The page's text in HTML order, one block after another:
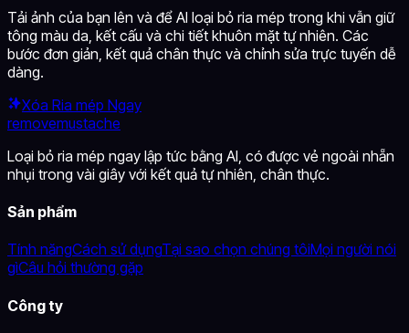
Tải ảnh của bạn lên và để AI loại bỏ ria mép trong khi vẫn giữ
tông màu da, kết cấu và chi tiết khuôn mặt tự nhiên. Các
bước đơn giản, kết quả chân thực và chỉnh sửa trực tuyến dễ
dàng.
Xóa Ria mép Ngay
removemustache
Loại bỏ ria mép ngay lập tức bằng AI, có được vẻ ngoài nhẵn
nhụi trong vài giây với kết quả tự nhiên, chân thực.
Sản phẩm
Tính năngCách sử dụngTại sao chọn chúng tôiMọi người nói
gìCâu hỏi thường gặp
Công ty